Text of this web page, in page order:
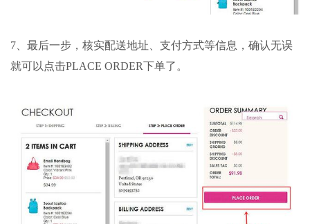
7、最后一步，核实配送地址、支付方式等信息，确认无误
就可以点击PLACE ORDER下单了。